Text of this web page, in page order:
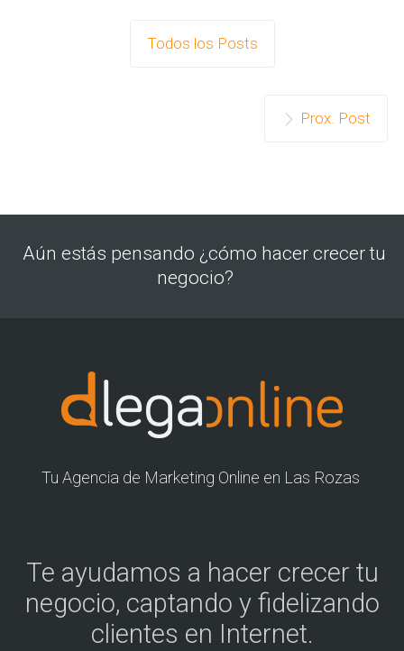
Todos los Posts
Prox. Post
Aún estás pensando ¿cómo hacer crecer tu
negocio?
Tu Agencia de Marketing Online en Las Rozas
Te ayudamos a hacer crecer tu
negocio, captando y fidelizando
clientes en Internet.